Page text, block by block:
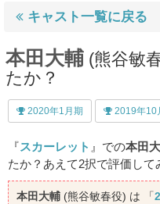
キャスト一覧に戻る
本田大輔 (熊谷敏
たか？
2020年1月期 2019年10
『スカーレット 』での本田
たか？あえて2択で評価して
本田大輔 (熊谷敏春役) は 「